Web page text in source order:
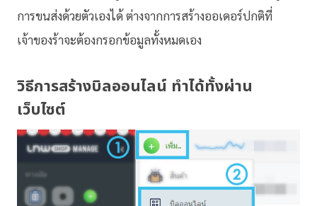
การขนส่งด้วยตัวเองได้ ต่างจากการสร้างออเดอร์ปกติที่
เจ้าของร้าจะต้องกรอกข้อมูลทั้งหมดเอง
วิธีการสร้างบิลออนไลน์ ทำได้ทั้งผ่าน
เว็บไซต์